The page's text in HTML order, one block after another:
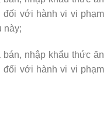
đối với hành vi vi phạm
này;
nhập khẩu thức ăn
đối với hành vi vi phạm